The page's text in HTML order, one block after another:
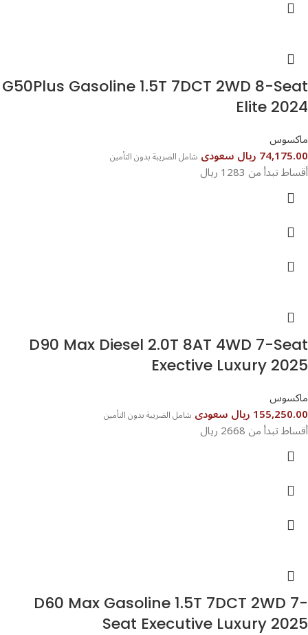
G50Plus Gasoline 1.5T 7DCT 2WD 8-Seat
Elite 2024
ماكسوس
74,175.00 ريال سعودى شامل الضريبة بدون التأمين
أقساط تبدأ من 1283 ريال
D90 Max Diesel 2.0T 8AT 4WD 7-Seat
Exective Luxury 2025
ماكسوس
155,250.00 ريال سعودى شامل الضريبة بدون التأمين
أقساط تبدأ من 2668 ريال
D60 Max Gasoline 1.5T 7DCT 2WD 7-
Seat Executive Luxury 2025